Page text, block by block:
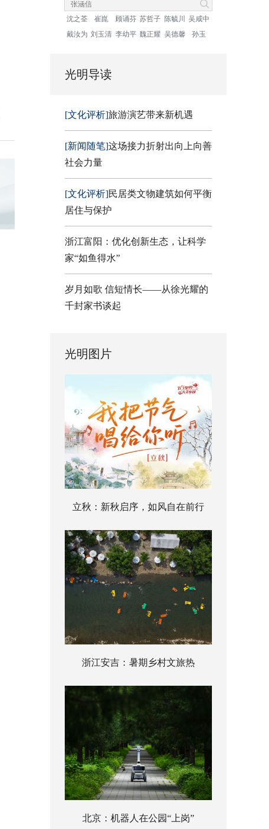
沈之荃 崔崑 顾诵芬 苏哲子 陈毓川
吴咸中
戴汝为 刘玉清 李幼平 魏正耀 吴德馨 孙玉
光明导读
[文化评析]旅游演艺带来新机遇
[新闻随笔]这场接力折射出向上向善
社会力量
[文化评析]民居类文物建筑如何平衡
居住与保护
浙江富阳：优化创新生态，让科学
家“如鱼得水”
岁月如歌 信短情长——从徐光耀的
千封家书谈起
光明图片
立秋：新秋启序，如风自在前行
浙江安吉：暑期乡村文旅热
北京：机器人在公园“上岗”